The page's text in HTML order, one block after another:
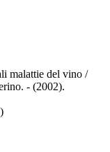
malattie del vino /
- (2002).